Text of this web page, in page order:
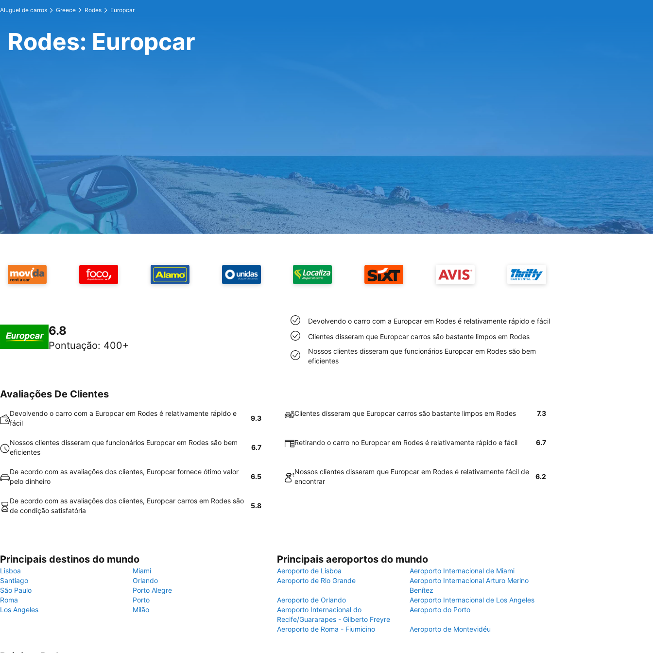
Aluguel de carros Greece Rodes Europcar
Rodes: Europcar
6.8
Pontuação: 400+
Devolvendo o carro com a Europcar em Rodes é relativamente rápido e fácil
Clientes disseram que Europcar carros são bastante limpos em Rodes
Nossos clientes disseram que funcionários Europcar em Rodes são bem
eficientes
Avaliações De Clientes
Devolvendo o carro com a Europcar em Rodes é relativamente rápido e
fácil
9.3
Clientes disseram que Europcar carros são bastante limpos em Rodes 7.3
Nossos clientes disseram que funcionários Europcar em Rodes são bem
eficientes
6.7
Retirando o carro no Europcar em Rodes é relativamente rápido e fácil 6.7
De acordo com as avaliações dos clientes, Europcar fornece ótimo valor
pelo dinheiro
6.5
Nossos clientes disseram que Europcar em Rodes é relativamente fácil de
encontrar
6.2
De acordo com as avaliações dos clientes, Europcar carros em Rodes são
de condição satisfatória
5.8
Principais destinos do mundo
Lisboa
Miami
Santiago
Orlando
São Paulo
Porto Alegre
Roma
Porto
Los Angeles
Milão
Principais aeroportos do mundo
Aeroporto de Lisboa
Aeroporto Internacional de Miami
Aeroporto de Rio Grande
Aeroporto Internacional Arturo Merino
Benítez
Aeroporto de Orlando
Aeroporto Internacional de Los Angeles
Aeroporto Internacional do
Recife/Guararapes - Gilberto Freyre
Aeroporto do Porto
Aeroporto de Roma - Fiumicino Aeroporto de Montevidéu